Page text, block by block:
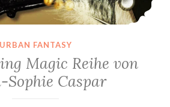
URBAN FANTASY
Magic Reihe von
Sophie Caspar